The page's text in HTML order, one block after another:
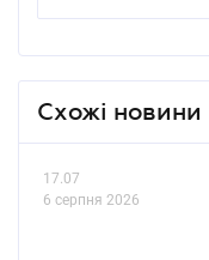
Схожі новини
17.07
6 серпня 2026